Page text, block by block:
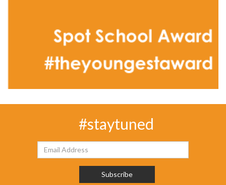
#staytuned